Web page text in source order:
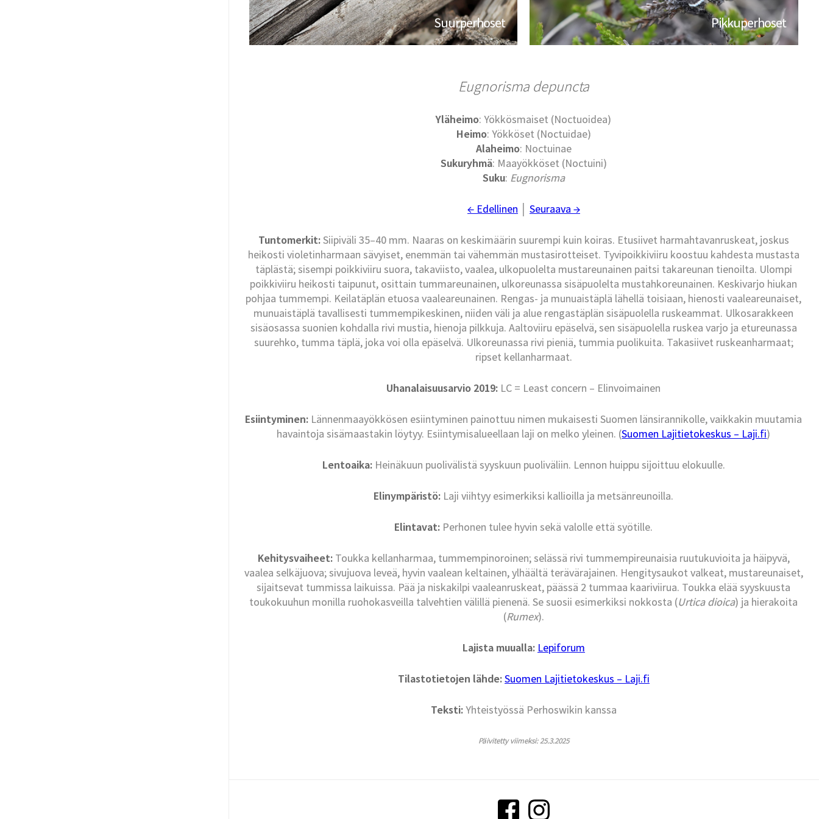
Suurperhoset Pikkuperhoset
Eugnorisma depuncta
Yläheimo: Yökkösmaiset (Noctuoidea)
Heimo: Yökköset (Noctuidae)
Alaheimo: Noctuinae
Sukuryhmä: Maayökköset (Noctuini)
Suku: Eugnorisma
← Edellinen Seuraava →
Tuntomerkit:Siipiväli 35–40 mm. Naaras on keskimäärin suurempi kuin koiras. Etusiivet harmahtavanruskeat, joskus
heikosti violetinharmaan sävyiset, enemmän tai vähemmän mustasirotteiset. Tyvipoikkiviiru koostuu kahdesta mustasta
täplästä; sisempi poikkiviiru suora, takaviisto, vaalea, ulkopuolelta mustareunainen paitsi takareunan tienoilta. Ulompi
poikkiviiru heikosti taipunut, osittain tummareunainen, ulkoreunassa sisäpuolelta mustahkoreunainen. Keskivarjo hiukan
pohjaa tummempi. Keilatäplän etuosa vaaleareunainen. Rengas- ja munuaistäplä lähellä toisiaan, hienosti vaaleareunaiset,
munuaistäplä tavallisesti tummempikeskinen, niiden väli ja alue rengastäplän sisäpuolella ruskeammat. Ulkosarakkeen
sisäosassa suonien kohdalla rivi mustia, hienoja pilkkuja. Aaltoviiru epäselvä, sen sisäpuolella ruskea varjo ja etureunassa
suurehko, tumma täplä, joka voi olla epäselvä. Ulkoreunassa rivi pieniä, tummia puolikuita. Takasiivet ruskeanharmaat;
ripset kellanharmaat.
Uhanalaisuusarvio 2019: LC = Least concern – Elinvoimainen
Esiintyminen: Lännenmaayökkösen esiintyminen painottuu nimen mukaisesti Suomen länsirannikolle, vaikkakin muutamia
havaintoja sisämaastakin löytyy. Esiintymisalueellaan laji on melko yleinen. (Suomen Lajitietokeskus – Laji.fi)
Lentoaika:Heinäkuun puolivälistä syyskuun puoliväliin. Lennon huippu sijoittuu elokuulle.
Elinympäristö: Laji viihtyy esimerkiksi kallioilla ja metsänreunoilla.
Elintavat: Perhonen tulee hyvin sekä valolle että syötille.
Kehitysvaiheet:Toukka kellanharmaa, tummempinoroinen; selässä rivi tummempireunaisia ruutukuvioita ja häipyvä,
vaalea selkäjuova; sivujuova leveä, hyvin vaalean keltainen, ylhäältä terävärajainen. Hengitysaukot valkeat, mustareunaiset,
sijaitsevat tummissa laikuissa. Pää ja niskakilpi vaaleanruskeat, päässä 2 tummaa kaariviirua. Toukka elää syyskuusta
toukokuuhun monilla ruohokasveilla talvehtien välillä pienenä. Se suosii esimerkiksi nokkosta (Urtica dioica) ja hierakoita
(Rumex).
Lajista muualla: Lepiforum
Tilastotietojen lähde:Suomen Lajitietokeskus – Laji.fi
Teksti:Yhteistyössä Perhoswikin kanssa
Päivitetty viimeksi: 25.3.2025